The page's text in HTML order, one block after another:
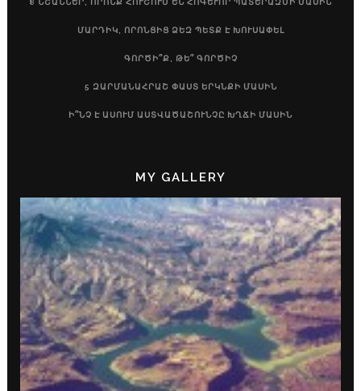
8 ՆՇԱՆՆԵՐ, ՈՐՈՆՔ ՀՈՒՇՈՒՄ ԵՆ ՀՈԳԵՒՈՐ ՊԱՏԵՐԱԶՄԻ ՄԱՍԻՆ
ՄԱՐԴԻԿ, ՈՐՈՆՑԻՑ ՁԵԶ ՊԵՏՔ Է ԽՈՒՍԱՓԵԼ
ԳՈՐԾԻ՞Ք, ԹԵ՞ ԳՈՐԾԻՉ
5 ԶԱՐՄԱՆԱՀՐԱՇ ՓԱՍՏ ԵՐԿՆՔԻ ՄԱՍԻՆ
Ի՞ՆՉ Է ԱՍՈՒՄ ԱՍՏՎԱԾԱՇՈՒՆՉԸ ԽՂՃԻ ՄԱՍԻՆ
MY GALLERY